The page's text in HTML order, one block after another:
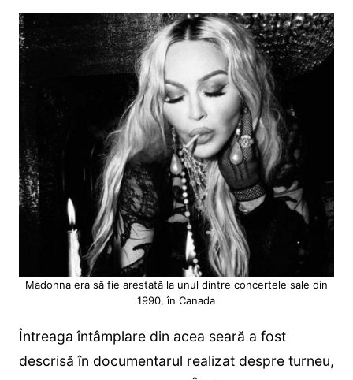
Madonna era să fie arestată la unul dintre concertele sale din
1990, în Canada
Întreaga întâmplare din acea seară a fost
descrisă în documentarul realizat despre turneu,